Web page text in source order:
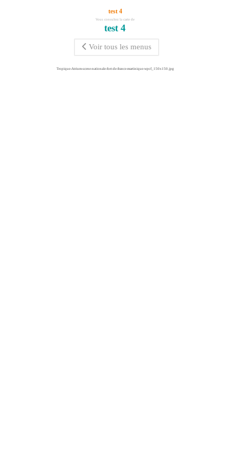
test 4
Vous consultez la carte de
test 4
Voir tous les menus
Tropique-Atrium-scene-nationale-fort-de-france-martinique-wpcf_150x150.jpg